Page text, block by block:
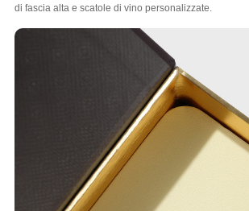
di fascia alta e scatole di vino personalizzate.